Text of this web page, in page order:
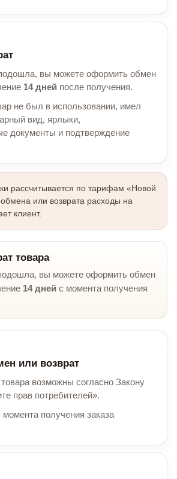
вы можете оформить обмен
14 дней после получения.
не был в использовании, имел
вид, ярлыки,
документы и подтверждение
рассчитывается по тарифам «Новой
или возврата расходы на
клиент.
товара
вы можете оформить обмен
14 дней с момента получения
или возврат
возможны согласно Закону
прав потребителей».
момента получения заказа